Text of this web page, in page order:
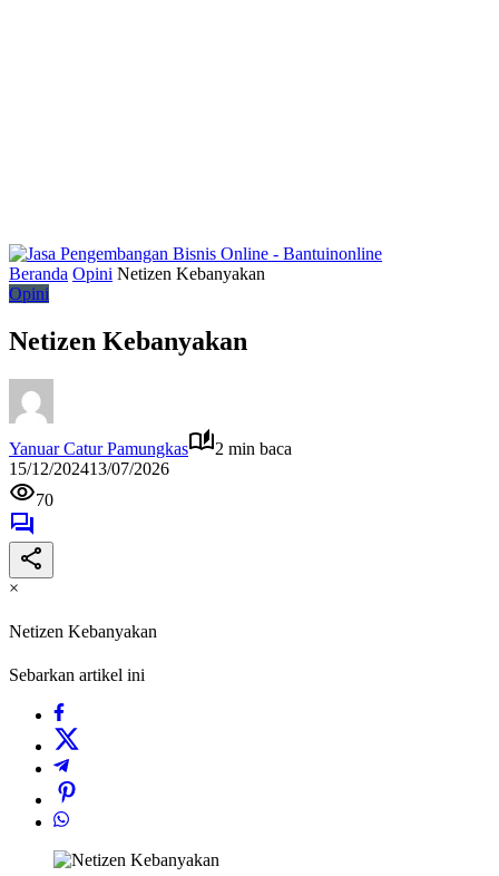
Beranda Opini Netizen Kebanyakan
Opini
Netizen Kebanyakan
Yanuar Catur Pamungkas
2 min baca
15/12/202413/07/2026
70
×
Netizen Kebanyakan
Sebarkan artikel ini